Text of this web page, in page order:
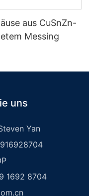
aus CuSnZn-
Messing
uns
Yan
1692 8704